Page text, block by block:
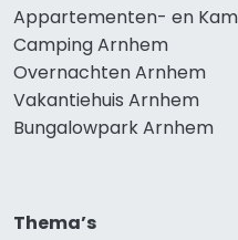
Appartementen- en
Camping Arnhem
Overnachten Arnhem
Vakantiehuis Arnhem
Bungalowpark Arnhem
Thema’s